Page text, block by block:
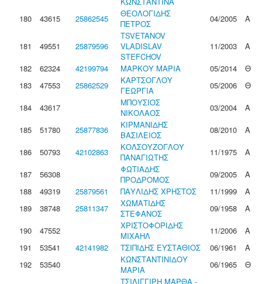
180
43615 25862545
ΘΕΟΛΟΓΙΔΗΣ
ΠΕΤΡΟΣ
04/2005 Α
181 49551 25879596
TSVETANOV
VLADISLAV
STEFCHOV
11/2003
Α
182
62324 42199794 ΜΑΡΚΟΥ ΜΑΡΙΑ 05/2014
Θ
183
47553 25862529
ΚΑΡΤΣΟΓΛΟΥ
ΓΕΩΡΓΙΑ
05/2006
Θ
184
43617
ΜΠΟΥΣΙΟΣ
ΝΙΚΟΛΑΟΣ
03/2004
Α
185
51780 25877836
ΚΙΡΜΑΝΙΔΗΣ
ΒΑΣΙΛΕΙΟΣ
08/2010
Α
186
50793 42102863
ΚΟΛΣΟΥΖΟΓΛΟΥ
ΠΑΝΑΓΙΩΤΗΣ
11/1975
Α
187
56308
ΦΩΤΙΑΔΗΣ
ΠΡΟΔΡΟΜΟΣ
09/2005
Α
188
49319 25879561 ΠΑΥΛΙΔΗΣ ΧΡΗΣΤΟΣ 11/1999
Α
189
38748 25811347
ΧΩΜΑΤΙΔΗΣ
ΣΤΕΦΑΝΟΣ
09/1958
Α
190
47552
ΧΡΙΣΤΟΦΟΡΙΔΗΣ
ΜΙΧΑΗΛ
11/2006
Α
191
53541 42141982 ΤΣΙΠΙΔΗΣ ΕΥΣΤΑΘΙΟΣ 06/1961
Α
192
53540
ΚΩΝΣΤΑΝΤΙΝΙΔΟΥ
ΜΑΡΙΑ
06/1965
Θ
ΤΣΙΛΙΓΓΙΡΗ ΜΑΡΘΑ -